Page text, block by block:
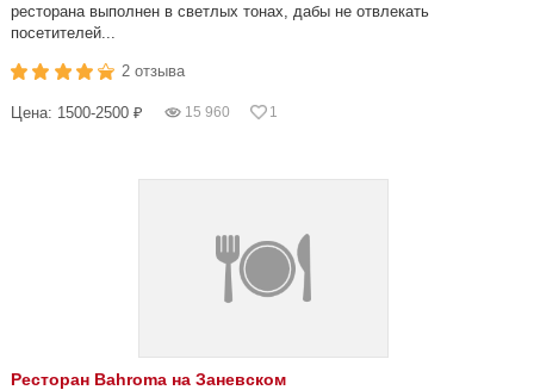
ресторана выполнен в светлых тонах, дабы не отвлекать
посетителей...
2 отзыва
Цена: 1500-2500 ₽ 15 960 1
Ресторан Bahroma на Заневском